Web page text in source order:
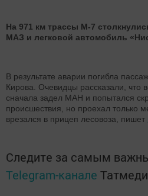
На 971 км трассы М-7
МАЗ и легковой автомобиль
В результате аварии погибла
Кирова. Очевидцы рассказали, что
сначала задел МАН и попытался
происшествия, но проехал только
врезался в прицеп лесовоза, пишет
Следите за самым
Telegram-канале